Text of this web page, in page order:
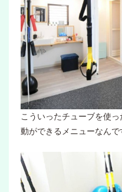
こういったチューブを使
動ができるメニューなんで